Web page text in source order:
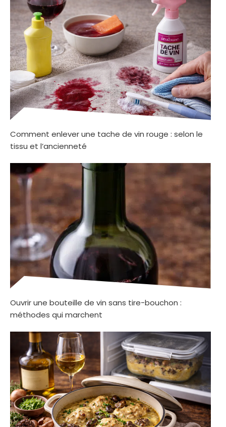
Comment enlever une tache de vin rouge : selon le
tissu et l’ancienneté
Ouvrir une bouteille de vin sans tire-bouchon :
méthodes qui marchent